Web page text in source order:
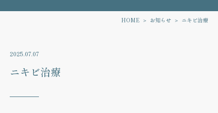
HOME お知らせ ニキビ治療
2025.07.07
ニキビ治療